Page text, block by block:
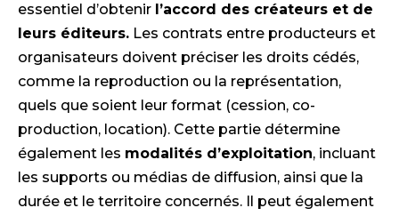
essentiel d’obtenir l’accord des créateurs et de
leurs éditeurs. Les contrats entre producteurs et
organisateurs doivent préciser les droits cédés,
comme la reproduction ou la représentation,
quels que soient leur format (cession, co-
production, location). Cette partie détermine
également les modalités d’exploitation, incluant
les supports ou médias de diffusion, ainsi que la
durée et le territoire concernés. Il peut également